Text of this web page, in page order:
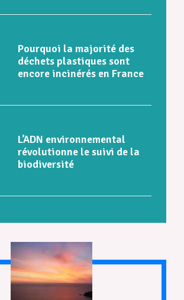
Pourquoi la majorité des
déchets plastiques sont
encore incinérés en France
L’ADN environnemental
révolutionne le suivi de la
biodiversité